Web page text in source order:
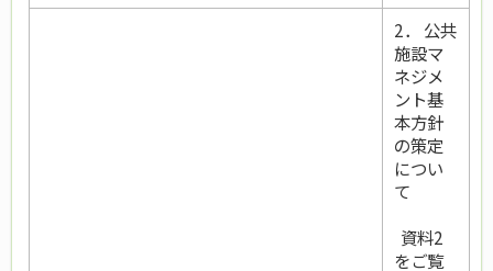
2． 公共
施設マ
ネジメ
ント基
本方針
の策定
につい
て
資料2
をご覧